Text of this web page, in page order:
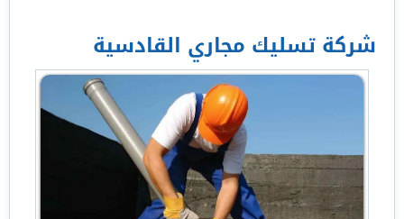
شركة تسليك مجاري القادسية